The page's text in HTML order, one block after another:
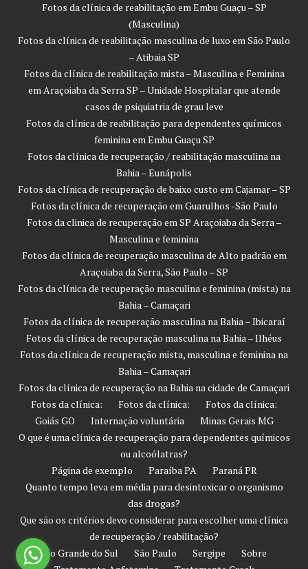
Fotos da clínica de reabilitação em Embu Guaçu – SP
(Masculina)
Fotos da clínica de reabilitação masculina de luxo em São Paulo
– Atibaia SP
Fotos da clínica de reabilitação mista – Masculina e Feminina
em Araçoiaba da Serra SP – Unidade Hospitalar que atende
casos de psiquiatria de grau leve
Fotos da clínica de reabilitação para dependentes químicos
feminina em Embu Guaçu SP
Fotos da clínica de recuperação / reabilitação masculina na
Bahia – Eunápolis
Fotos da clínica de recuperação de baixo custo em Cajamar – SP
Fotos da clínica de recuperação em Guarulhos -São Paulo
Fotos da clinica de recuperação em SP Araçoiaba da Serra –
Masculina e feminina
Fotos da clínica de recuperação masculina de Alto padrão em
Araçoiaba da Serra, São Paulo – SP
Fotos da clínica de recuperação masculina e feminina (mista) na
Bahia – Camaçari
Fotos da clínica de recuperação masculina na Bahia – Ibicaraí
Fotos da clínica de recuperação masculina na Bahia – Ilhéus
Fotos da clínica de recuperação mista, masculina e feminina na
Bahia – Camaçari
Fotos da clínica de recuperação na Bahia na cidade de Camaçari
Fotos da clínica:
Fotos da clínica:
Fotos da clínica:
Goiás GO
Internação voluntária
Minas Gerais MG
O que é uma clínica de recuperação para dependentes químicos
ou alcoólatras?
Página de exemplo
Paraíba PA
Paraná PR
Quanto tempo leva em média para desintoxicar o organismo
das drogas?
Que são os critérios devo considerar para escolher uma clínica
de recuperação / reabilitação?
Rio Grande do Sul
São Paulo Sergipe
Sobre